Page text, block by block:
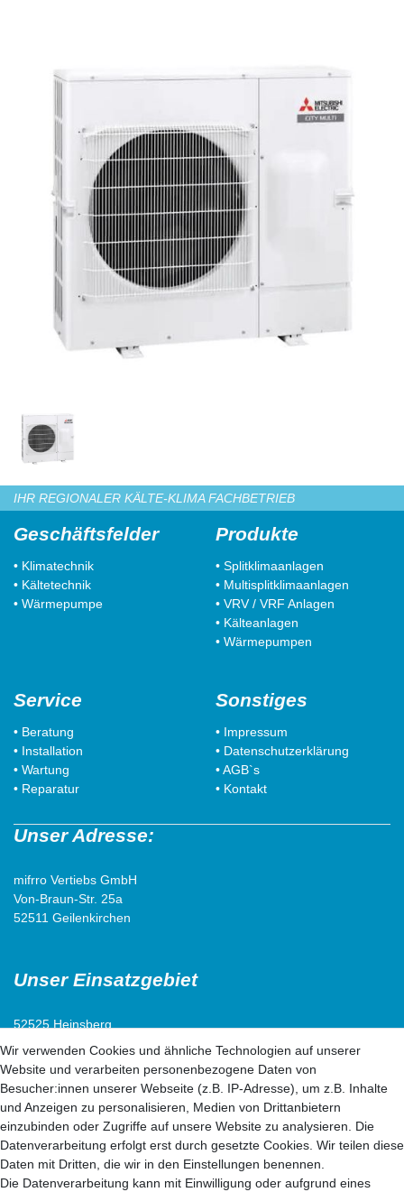
IHR REGIONALER KÄLTE-KLIMA FACHBETRIEB
Geschäftsfelder
• Klimatechnik
• Kältetechnik
• Wärmepumpe
Produkte
• Splitklimaanlagen
• Multisplitklimaanlagen
• VRV / VRF Anlagen
• Kälteanlagen
• Wärmepumpen
Service
• Beratung
• Installation
• Wartung
• Reparatur
Sonstiges
• Impressum
• Datenschutzerklärung
• AGB`s
• Kontakt
Unser Adresse:
mifrro Vertiebs GmbH
Von-Braun-Str. 25a
52511 Geilenkirchen
Unser Einsatzgebiet
52525 Heinsberg
52538 Selfkant
52511 Geilenkirchen
52222 Stolberg
52428 Jülich
52499 Baesweiler
52477 Alsdorf
Wir verwenden Cookies und ähnliche Technologien auf unserer
Website und verarbeiten personenbezogene Daten von
Besucher:innen unserer Webseite (z.B. IP-Adresse), um z.B. Inhalte
und Anzeigen zu personalisieren, Medien von Drittanbietern
einzubinden oder Zugriffe auf unsere Website zu analysieren. Die
Datenverarbeitung erfolgt erst durch gesetzte Cookies. Wir teilen diese
Daten mit Dritten, die wir in den Einstellungen benennen.
Die Datenverarbeitung kann mit Einwilligung oder aufgrund eines